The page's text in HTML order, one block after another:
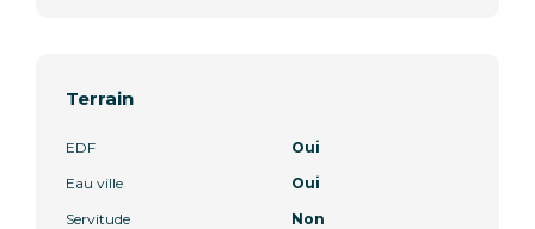
Terrain
EDF
Oui
Eau ville
Oui
Servitude
Non